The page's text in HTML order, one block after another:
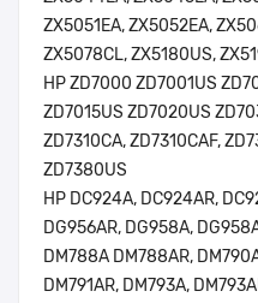
ZX5051EA, ZX5052EA,
ZX5078CL, ZX5180US,
HP ZD7000 ZD7001US
ZD7015US ZD7020US
ZD7310CA, ZD7310CAF,
ZD7380US
HP DC924A, DC924AR,
DG956AR, DG958A,
DM788A DM788AR,
DM791AR, DM793A,